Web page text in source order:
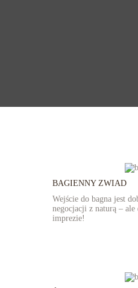
BAGIENNY ZWIAD
Wejście do bagna jest
negocjacji z naturą –
imprezie!